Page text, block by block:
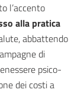
l’accento
alla pratica
abbattendo
di
psico-
dei costi a